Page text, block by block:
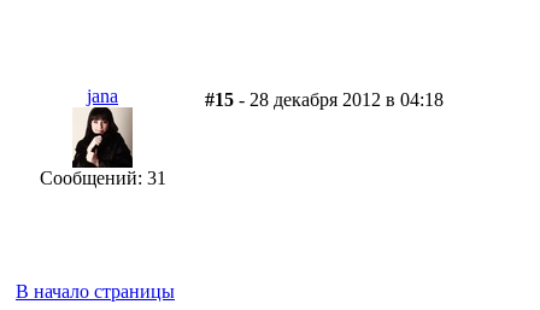
jana
Сообщений: 31
#15 - 28 декабря 2012 в 04:18
В начало страницы